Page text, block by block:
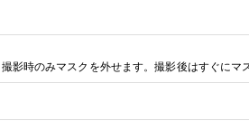
撮影時のみマスクを外せます。撮影後はすぐにマ